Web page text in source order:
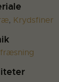
, Krydsfiner
fræsning